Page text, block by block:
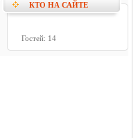
КТО НА САЙТЕ
Гостей: 14